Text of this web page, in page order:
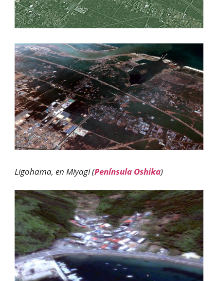
Ligohama, en Miyagi (Península Oshika)